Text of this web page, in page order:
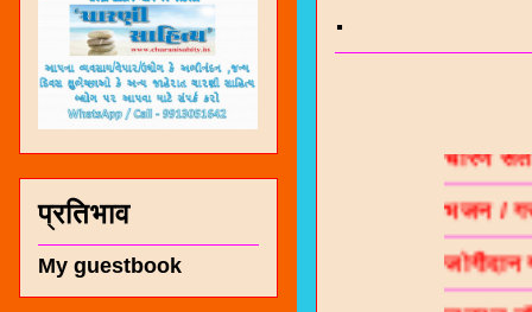
.
भजन /
जनरल
प्रतिभाव
My guestbook